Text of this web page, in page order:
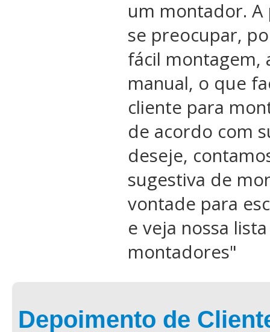
um montador. A
se preocupar,
fácil montagem,
manual, o que
cliente para
de acordo com
deseje,
sugestiva de
vontade para
e veja nossa
montadores"
Depoimento de